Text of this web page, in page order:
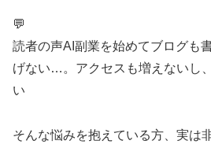
💬
読者の声AI副業を始めてブログも
げない…。アクセスも増えないし
い
そんな悩みを抱えている方、実は